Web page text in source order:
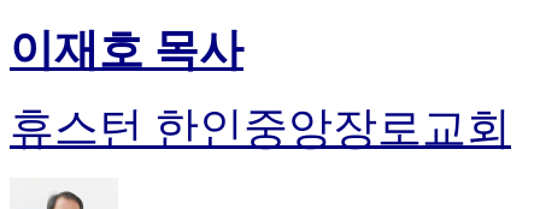
이재호 목사
휴스턴 한인중앙장로교회